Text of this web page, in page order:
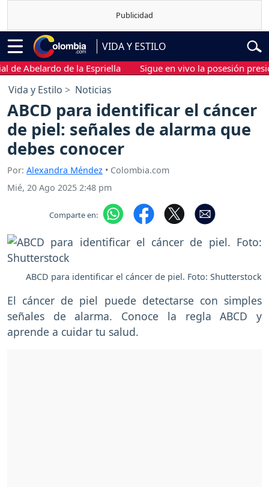
VIDA Y ESTILO
de la Espriella Sigue en vivo la posesión
Vida y Estilo Noticias
ABCD para identificar el cáncer
de piel: señales de alarma que
debes conocer
Por: Alexandra Méndez • Colombia.com
Mié, 20 Ago 2025 2:48 pm
Comparte en:
ABCD para identificar el cáncer de piel. Foto: Shutterstock
El cáncer de piel puede detectarse con simples
señales de alarma. Conoce la regla ABCD y
aprende a cuidar tu salud.